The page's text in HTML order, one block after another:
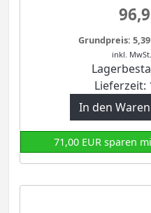
Grundpreis:
inkl. MwSt.
Lieferzeit:
71,00 EUR sparen